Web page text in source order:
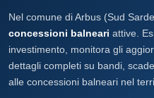
Nel comune di Arbus (Sud
concessioni balneari attive.
investimento, monitora gli
dettagli completi su bandi,
alle concessioni balneari nel